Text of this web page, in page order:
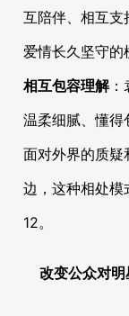
互陪伴、相互支
爱情长久坚守的
相互包容理解：
温柔细腻、懂得
面对外界的质疑
边，这种相处模
12。
改变公众对